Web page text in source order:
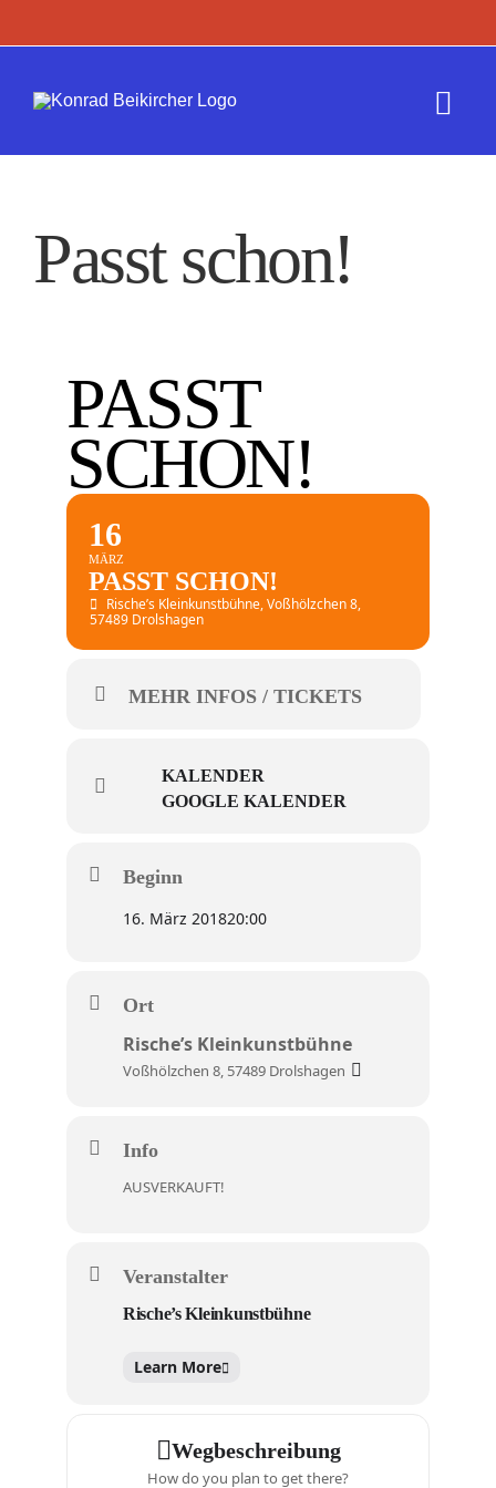
Inhalt
Passt schon!
PASST
SCHON!
16
MÄRZ
PASST SCHON!
Rische’s Kleinkunstbühne, Voßhölzchen 8,
57489 Drolshagen
MEHR INFOS / TICKETS
KALENDER
GOOGLE KALENDER
Beginn
16. März 201820:00
Ort
Rische’s Kleinkunstbühne
Voßhölzchen 8, 57489 Drolshagen
Info
AUSVERKAUFT!
Veranstalter
Rische’s Kleinkunstbühne
Learn More
Wegbeschreibung
How do you plan to get there?